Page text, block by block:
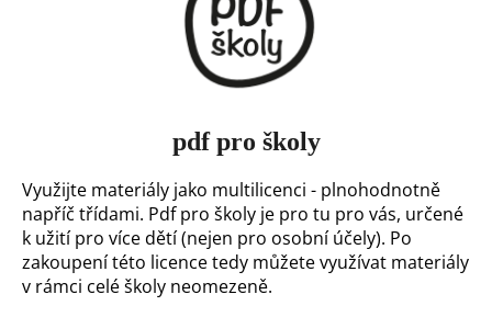
pdf pro školy
Využijte materiály jako multilicenci - plnohodnotně
napříč třídami. Pdf pro školy je pro tu pro vás, určené
k užití pro více dětí (nejen pro osobní účely). Po
zakoupení této licence tedy můžete využívat materiály
v rámci celé školy neomezeně.